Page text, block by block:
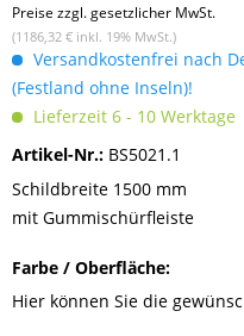
Preise zzgl. gesetzlicher MwSt.
(1186,32 € inkl. 19% MwSt.)
Versandkostenfrei nach
(Festland ohne Inseln)!
Lieferzeit 6 - 10 Werktage
Artikel-Nr.: BS5021.1
Schildbreite 1500 mm
mit Gummischürfleiste
Farbe / Oberfläche:
Hier können Sie die